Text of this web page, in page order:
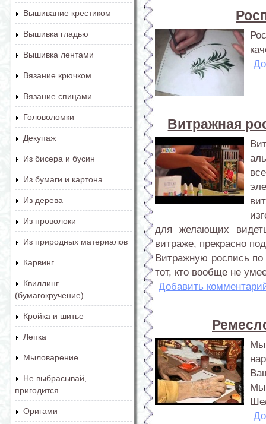
Вышивание крестиком
Вышивка гладью
Вышивка лентами
Вязание крючком
Вязание спицами
Головоломки
Декупаж
Из бисера и бусин
Из бумаги и картона
Из дерева
Из проволоки
Из природных материалов
Карвинг
Квиллинг
(бумагокручение)
Кройка и шитье
Лепка
Мыловарение
Не выбрасывай,
пригодится
Оригами
Витражная
для желающих
витраже, прекрасно
Витражную роспись
тот, кто вообще не
Добавить
Мы